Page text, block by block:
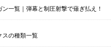
一覧｜弾幕と制圧射撃で薙ぎ払え！
スの種類一覧